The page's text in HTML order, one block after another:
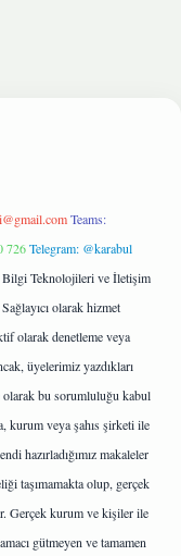
Teams:
726Telegram: @karabul
Bilgi Teknolojileri ve İletişim
olarak hizmet
olarak denetleme veya
üyelerimiz yazdıkları
bu sorumluluğu kabul
kurum veya şahıs şirketi ile
hazırladığımız makaleler
taşımamakta olup, gerçek
Gerçek kurum ve kişiler ile
gütmeyen ve tamamen